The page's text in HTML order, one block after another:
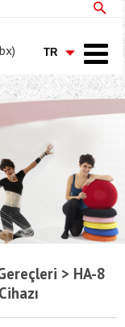
> HA-8